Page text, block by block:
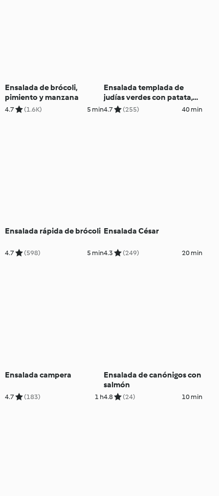
Ensalada de brócoli,
pimiento y manzana
4.7 (1.6K) 5 min
Ensalada templada de
judías verdes con patata,
maíz y atún
4.7 (255) 40 min
Ensalada rápida de brócoli
4.7 (598) 5 min
Ensalada César
4.3 (249) 20 min
Ensalada campera
4.7 (183) 1 h
Ensalada de canónigos con
salmón
4.8 (24) 10 min